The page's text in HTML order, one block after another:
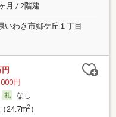
月 / 2階建
いわき市郷ケ丘１丁目
円
なし
24.7m2）